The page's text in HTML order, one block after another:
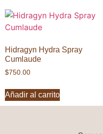
Hidragyn Hydra Spray
Cumlaude
$750.00
Añadir al carrito